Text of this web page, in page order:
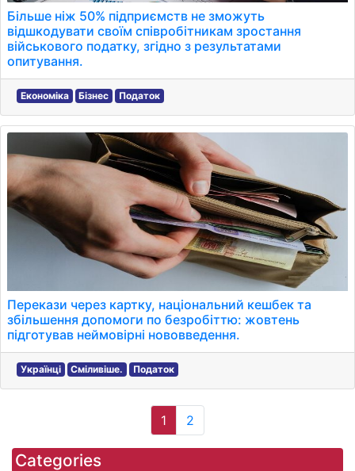
Більше ніж 50% підприємств не зможуть
відшкодувати своїм співробітникам зростання
військового податку, згідно з результатами
опитування.
Економіка Бізнес Податок
Перекази через картку, національний кешбек та
збільшення допомоги по безробіттю: жовтень
підготував неймовірні нововведення.
Українці Сміливіше. Податок
1 2
Categories